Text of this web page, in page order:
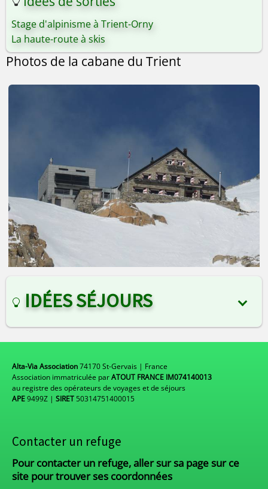
Stage d'alpinisme à Trient-Orny
La haute-route à skis
Photos de la cabane du Trient
IDÉES SÉJOURS
Alta-Via Association74170 St-Gervais | France
Association immatriculée parATOUT FRANCE IM074140013
au registre des opérateurs de voyages et de séjours
APE9499Z | SIRET50314751400015
Contacter un refuge
Pour contacter un refuge, aller sur sa page sur ce
site pour trouver ses coordonnées